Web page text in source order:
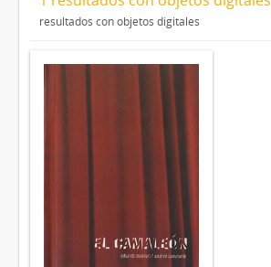
resultados con objetos digitales